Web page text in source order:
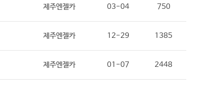
제주엔젤카 03-04 750
제주엔젤카 12-29 1385
제주엔젤카 01-07 2448